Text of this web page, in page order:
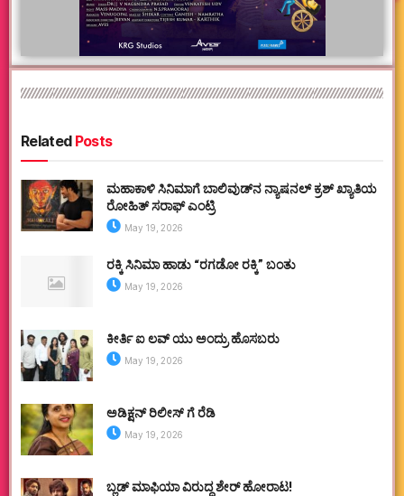
RelatedPosts
ಮಹಾಕಾಳಿ ಸಿನಿಮಾಗೆ ಬಾಲಿವುಡ್‌ನ ನ್ಯಾಷನಲ್ ಕ್ರಶ್ ಖ್ಯಾತಿಯ
ರೋಹಿತ್ ಸರಾಫ್ ಎಂಟ್ರಿ
May 19, 2026
ರಕ್ಕಿ ಸಿನಿಮಾ ಹಾಡು “ರಗಡೋ ರಕ್ಕಿ” ಬಂತು
May 19, 2026
ಕೀರ್ತಿ ಐ ಲವ್ ಯು ಅಂದ್ರು ಹೊಸಬರು
May 19, 2026
ಅಡಿಕ್ಷನ್ ರಿಲೀಸ್ ಗೆ ರೆಡಿ
May 19, 2026
ಬ್ಲಡ್ ಮಾಫಿಯಾ ವಿರುದ್ಧ ಶೇರ್ ಹೋರಾಟ!